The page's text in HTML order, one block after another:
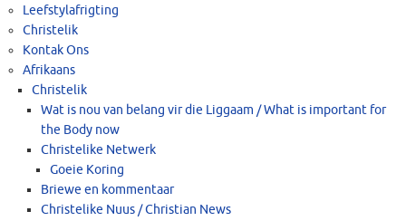
Leefstylafrigting
Christelik
Kontak Ons
Afrikaans
Christelik
Wat is nou van belang vir die Liggaam / What is important for
the Body now
Christelike Netwerk
Goeie Koring
Briewe en kommentaar
Christelike Nuus / Christian News